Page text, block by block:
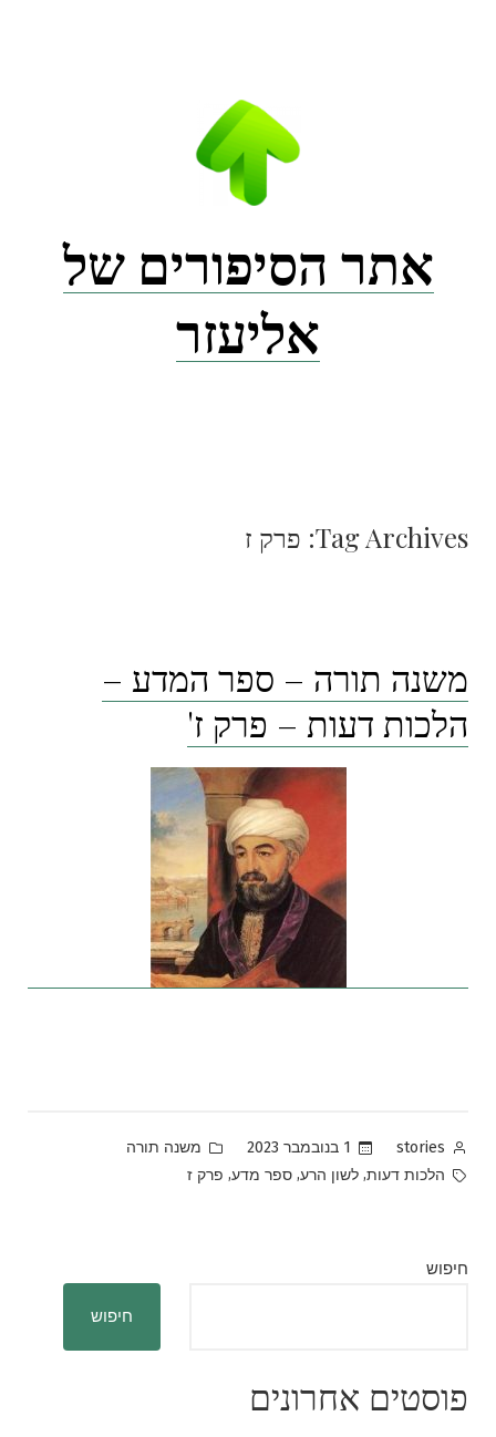
אתר הסיפורים של
אליעזר
Tag Archives: פרק ז
משנה תורה – ספר המדע –
הלכות דעות – פרק ז'
Posted
by
stories 1 בנובמבר 2023
Posted
in
משנה תורה
Tags:
הלכות דעות, לשון הרע, ספר מדע, פרק ז
חיפוש
חיפוש
פוסטים אחרונים